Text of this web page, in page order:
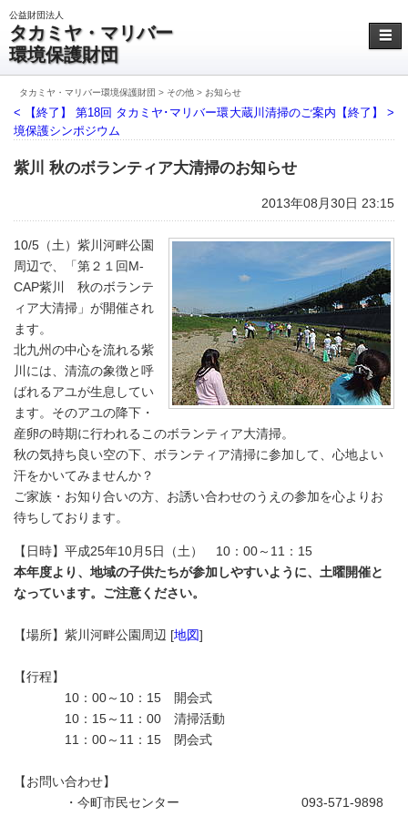
公益財団法人
タカミヤ・マリバー
環境保護財団
タカミヤ・マリバー環境保護財団 > その他 > お知らせ
大蔵川清掃のご案内【終了】 >
< 【終了】 第18回 タカミヤ･マリバー環
境保護シンポジウム
紫川 秋のボランティア大清掃のお知らせ
2013年08月30日 23:15
10/5（土）紫川河畔公園
周辺で、「第２１回M‐
CAP紫川 秋のボランテ
ィア大清掃」が開催され
ます。
北九州の中心を流れる紫
川には、清流の象徴と呼
ばれるアユが生息してい
ます。そのアユの降下・
産卵の時期に行われるこのボランティア大清掃。
秋の気持ち良い空の下、ボランティア清掃に参加して、心地よい
汗をかいてみませんか？
ご家族・お知り合いの方、お誘い合わせのうえの参加を心よりお
待ちしております。
【日時】平成25年10月5日（土） 10：00～11：15
本年度より、地域の子供たちが参加しやすいように、土曜開催と
なっています。ご注意ください。
【場所】紫川河畔公園周辺 [地図]
【行程】
10：00～10：15 開会式
10：15～11：00 清掃活動
11：00～11：15 閉会式
【お問い合わせ】
・今町市民センター 093-571-9898
☰